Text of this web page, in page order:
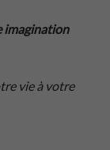
imagination
vie à votre